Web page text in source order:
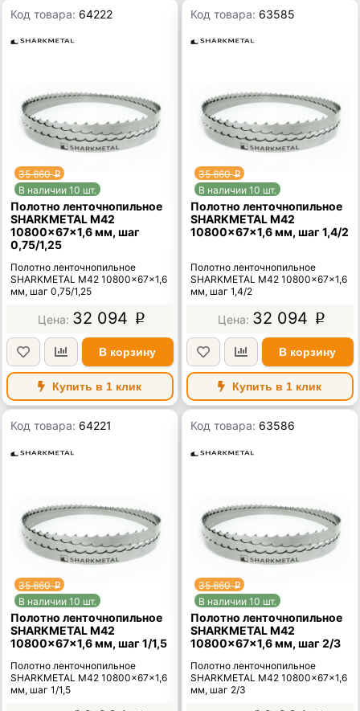
Код товара: 64222
35 660p
В наличии 10 шт.
Полотно ленточнопильное
SHARKMETAL M42
10800×67×1,6 мм, шаг
0,75/1,25
Полотно ленточнопильное
SHARKMETAL M42 10800×67×1,6
мм, шаг 0,75/1,25
32 094 p
В корзину
Купить в 1 клик
Код товара: 63585
35 660p
В наличии 10 шт.
Полотно ленточнопильное
SHARKMETAL M42
10800×67×1,6 мм, шаг 1,4/2
Полотно ленточнопильное
SHARKMETAL M42 10800×67×1,6
мм, шаг 1,4/2
32 094 p
В корзину
Купить в 1 клик
Код товара: 64221
35 660p
В наличии 10 шт.
Полотно ленточнопильное
SHARKMETAL M42
10800×67×1,6 мм, шаг 1/1,5
Полотно ленточнопильное
SHARKMETAL M42 10800×67×1,6
мм, шаг 1/1,5
Код товара: 63586
35 660p
В наличии 10 шт.
Полотно ленточнопильное
SHARKMETAL M42
10800×67×1,6 мм, шаг 2/3
Полотно ленточнопильное
SHARKMETAL M42 10800×67×1,6
мм, шаг 2/3